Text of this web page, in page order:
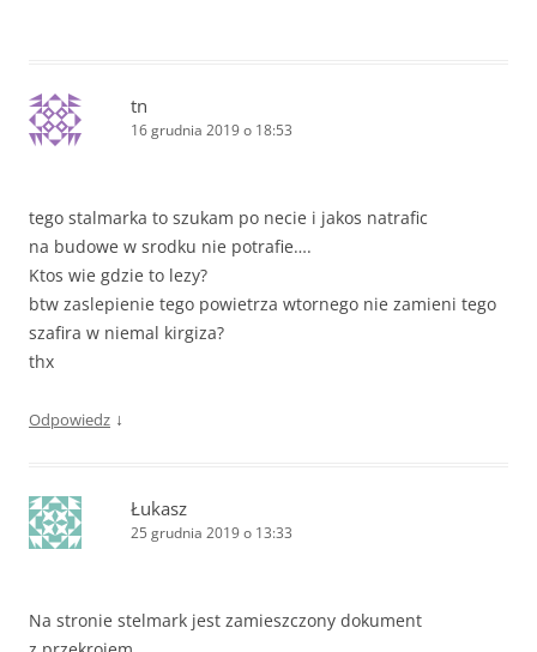
tn
16 grudnia 2019 o 18:53
tego stalmarka to szukam po necie i jakos natrafic
na budowe w srodku nie potrafie….
Ktos wie gdzie to lezy?
btw zaslepienie tego powietrza wtornego nie zamieni tego
szafira w niemal kirgiza?
thx
Odpowiedz ↓
Łukasz
25 grudnia 2019 o 13:33
Na stronie stelmark jest zamieszczony dokument